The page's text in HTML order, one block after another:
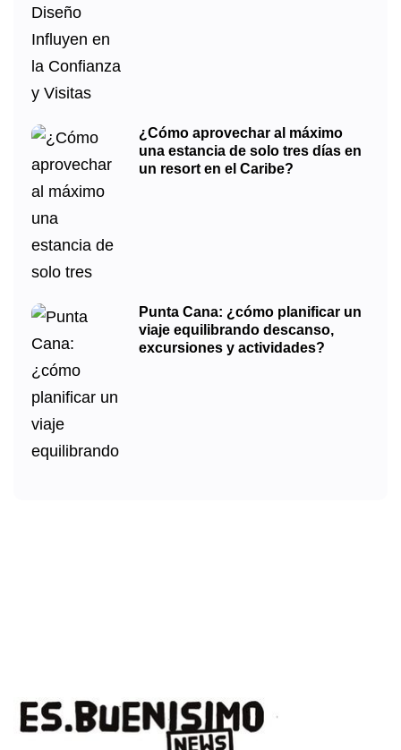
¿Cómo aprovechar al máximo
una estancia de solo tres días en
un resort en el Caribe?
Punta Cana: ¿cómo planificar un
viaje equilibrando descanso,
excursiones y actividades?